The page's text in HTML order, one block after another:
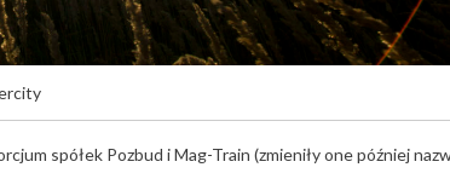
spółek Pozbud i Mag-Train (zmieniły one później